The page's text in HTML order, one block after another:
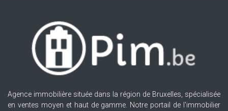
Agence immobilière située dans la région de Bruxelles, spécialisée
en ventes moyen et haut de gamme. Notre portail de l'immobilier